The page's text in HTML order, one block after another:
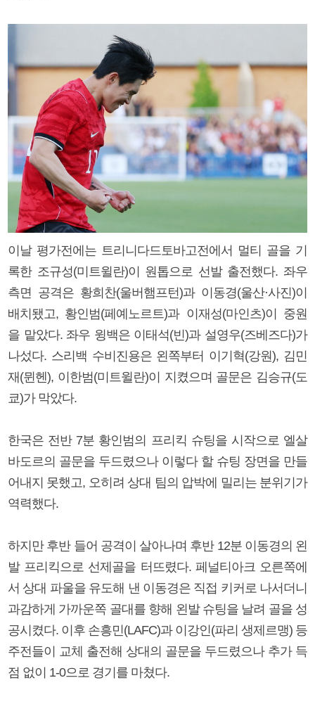
이날 평가전에는 트리니다드토바고전에서 멀티 골을 기
록한 조규성(미트윌란)이 원톱으로 선발 출전했다. 좌우
측면 공격은 황희찬(울버햄프턴)과 이동경(울산·사진)이
배치됐고, 황인범(페예노르트)과 이재성(마인츠)이 중원
을 맡았다. 좌우 윙백은 이태석(빈)과 설영우(즈베즈다)가
나섰다. 스리백 수비진용은 왼쪽부터 이기혁(강원), 김민
재(뮌헨), 이한범(미트윌란)이 지켰으며 골문은 김승규(도
쿄)가 막았다.
한국은 전반 7분 황인범의 프리킥 슈팅을 시작으로 엘살
바도르의 골문을 두드렸으나 이렇다 할 슈팅 장면을 만들
어내지 못했고, 오히려 상대 팀의 압박에 밀리는 분위기가
역력했다.
하지만 후반 들어 공격이 살아나며 후반 12분 이동경의 왼
발 프리킥으로 선제골을 터뜨렸다. 페널티아크 오른쪽에
서 상대 파울을 유도해 낸 이동경은 직접 키커로 나서더니
과감하게 가까운쪽 골대를 향해 왼발 슈팅을 날려 골을 성
공시켰다. 이후 손흥민(LAFC)과 이강인(파리 생제르맹) 등
주전들이 교체 출전해 상대의 골문을 두드렸으나 추가 득
점 없이 1-0으로 경기를 마쳤다.